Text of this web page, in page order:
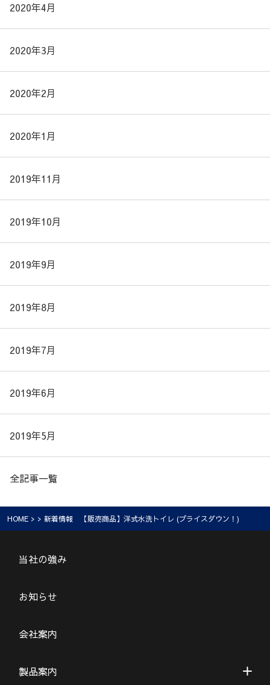
2020年4月
2020年3月
2020年2月
2020年1月
2019年11月
2019年10月
2019年9月
2019年8月
2019年7月
2019年6月
2019年5月
全記事一覧
HOME > > 新着情報 【販売商品】洋式水洗トイレ (プライスダウン！)
当社の強み
お知らせ
会社案内
製品案内